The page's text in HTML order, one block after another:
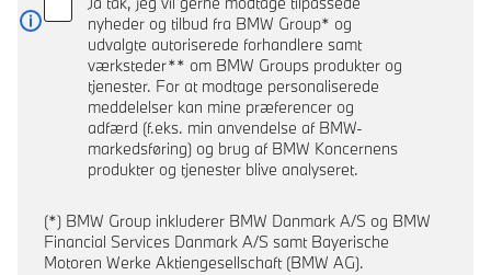
nyheder og tilbud fra BMW Group* og
udvalgte autoriserede forhandlere samt
værksteder** om BMW Groups produkter og
tjenester. For at modtage personaliserede
meddelelser kan mine præferencer og
adfærd (f.eks. min anvendelse af BMW-
markedsføring) og brug af BMW Koncernens
produkter og tjenester blive analyseret.
Læs mere
(*) BMW Group inkluderer BMW Danmark A/S og BMW
Financial Services Danmark A/S samt Bayerische
Motoren Werke Aktiengesellschaft (BMW AG).